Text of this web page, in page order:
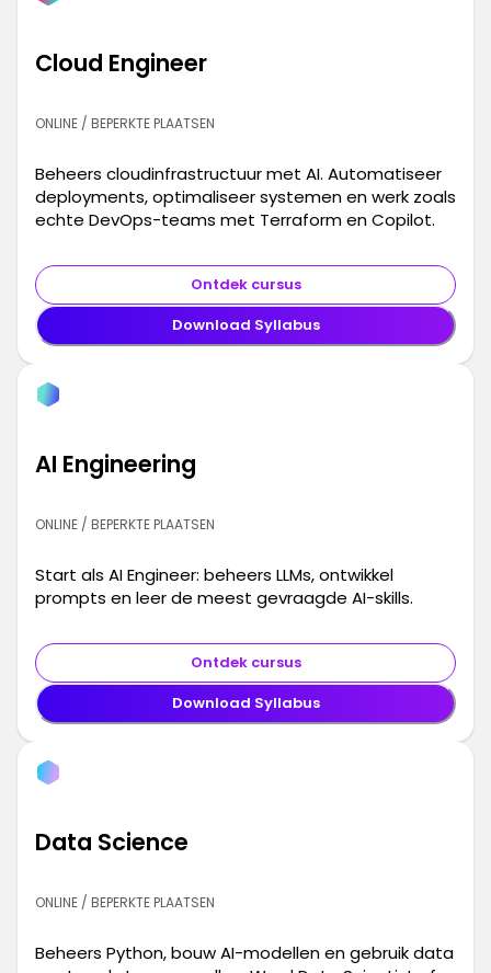
Cloud Engineer
ONLINE / BEPERKTE PLAATSEN
Beheers cloudinfrastructuur met AI. Automatiseer
deployments, optimaliseer systemen en werk zoals
echte DevOps-teams met Terraform en Copilot.
Ontdek cursus
Download Syllabus
AI Engineering
ONLINE / BEPERKTE PLAATSEN
Start als AI Engineer: beheers LLMs, ontwikkel
prompts en leer de meest gevraagde AI-skills.
Ontdek cursus
Download Syllabus
Data Science
ONLINE / BEPERKTE PLAATSEN
Beheers Python, bouw AI-modellen en gebruik data